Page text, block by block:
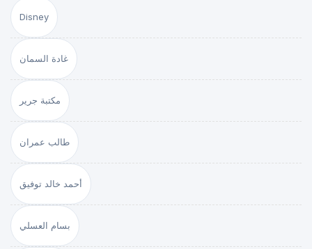
Disney
غادة السمان
مكتبة جرير
طالب عمران
أحمد خالد توفيق
بسام العسلي